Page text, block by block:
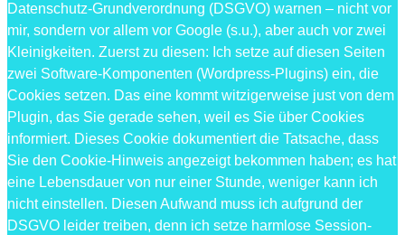
Datenschutz-Grundverordnung (DSGVO) warnen – nicht vor
mir, sondern vor allem vor Google (s.u.), aber auch vor zwei
Kleinigkeiten. Zuerst zu diesen: Ich setze auf diesen Seiten
zwei Software-Komponenten (Wordpress-Plugins) ein, die
Cookies setzen. Das eine kommt witzigerweise just von dem
Plugin, das Sie gerade sehen, weil es Sie über Cookies
informiert. Dieses Cookie dokumentiert die Tatsache, dass
Sie den Cookie-Hinweis angezeigt bekommen haben; es hat
eine Lebensdauer von nur einer Stunde, weniger kann ich
nicht einstellen. Diesen Aufwand muss ich aufgrund der
DSGVO leider treiben, denn ich setze harmlose Session-